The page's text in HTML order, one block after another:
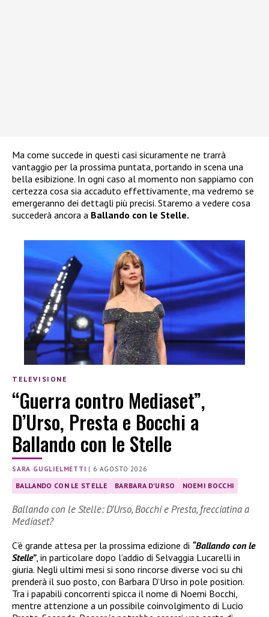
Ma come succede in questi casi sicuramente ne trarrà
vantaggio per la prossima puntata, portando in scena una
bella esibizione. In ogni caso al momento non sappiamo con
certezza cosa sia accaduto effettivamente, ma vedremo se
emergeranno dei dettagli più precisi. Staremo a vedere cosa
succederà ancora a Ballando con le Stelle.
TELEVISIONE
“Guerra contro Mediaset”,
D’Urso, Presta e Bocchi a
Ballando con le Stelle
SARA GUGLIELMETTI | 6 AGOSTO 2026
BALLANDO CON LE STELLE BARBARA D'URSO NOEMI BOCCHI
Ballando con le Stelle: D’Urso, Bocchi e Presta, frecciatina a
Mediaset?
C’è grande attesa per la prossima edizione di “Ballando con le
Stelle”, in particolare dopo l’addio di Selvaggia Lucarelli in
giuria. Negli ultimi mesi si sono rincorse diverse voci su chi
prenderà il suo posto, con Barbara D’Urso in pole position.
Tra i papabili concorrenti spicca il nome di Noemi Bocchi,
mentre attenzione a un possibile coinvolgimento di Lucio